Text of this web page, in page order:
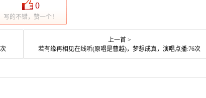
0
写的不错，赞一个！
上一首 >
若有缘再相见在线听(原唱是曹越)，梦想成真，演唱点播:76次